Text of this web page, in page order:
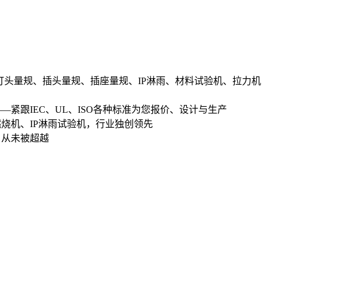
量规、插头量规、插座量规、IP淋雨、材料试验机、拉力机
紧跟IEC、UL、ISO各种标准为您报价、设计与生产
机、IP淋雨试验机，行业独创领先
未被超越